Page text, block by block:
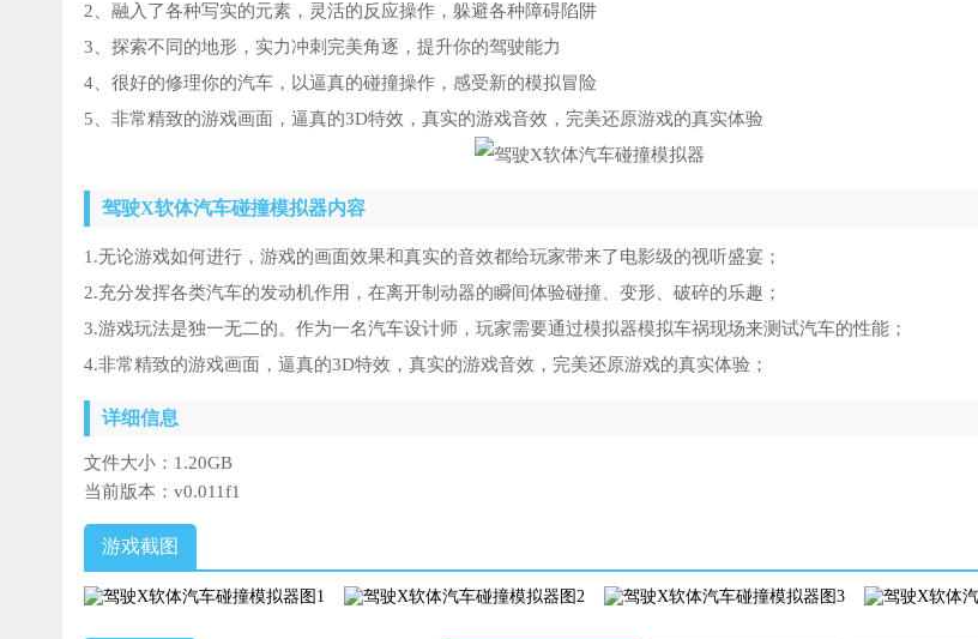
2、融入了各种写实的元素，灵活的反应操作，躲避各种障碍陷阱
3、探索不同的地形，实力冲刺完美角逐，提升你的驾驶能力
4、很好的修理你的汽车，以逼真的碰撞操作，感受新的模拟冒险
5、非常精致的游戏画面，逼真的3D特效，真实的游戏音效，完美还原游戏的真实体验
驾驶X软体汽车碰撞模拟器内容
1.无论游戏如何进行，游戏的画面效果和真实的音效都给玩家带来了电影级的视听盛宴；
2.充分发挥各类汽车的发动机作用，在离开制动器的瞬间体验碰撞、变形、破碎的乐趣；
3.游戏玩法是独一无二的。作为一名汽车设计师，玩家需要通过模拟器模拟车祸现场来测试汽车的性能；
4.非常精致的游戏画面，逼真的3D特效，真实的游戏音效，完美还原游戏的真实体验；
详细信息
文件大小： 1.20GB
当前版本： v0.011f1
游戏截图